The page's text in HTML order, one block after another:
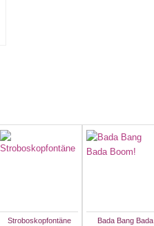
Stroboskopfontäne
Bada Bang Bada